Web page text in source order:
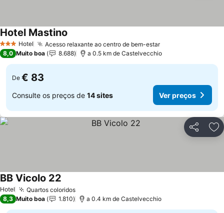
3 EstrelasHotel Acesso relaxante ao centro de bem-estar
Hotel Mastino
8,0 Muito boa 8.688 a 0.5 km de Castelvecchio
De € 83
Consulte os preços de 14 sites Ver preços
Partilhar
Hotel Quartos coloridos
BB Vicolo 22
8,3 Muito boa 1.810 a 0.4 km de Castelvecchio